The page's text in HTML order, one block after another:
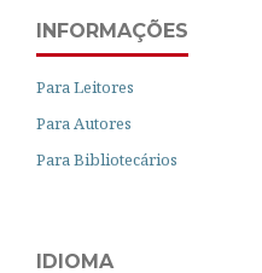
INFORMAÇÕES
Para Leitores
Para Autores
Para Bibliotecários
IDIOMA